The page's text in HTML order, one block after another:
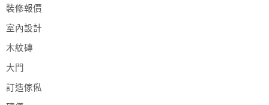
裝修報價
室內設計
木紋磚
大門
訂造傢俬